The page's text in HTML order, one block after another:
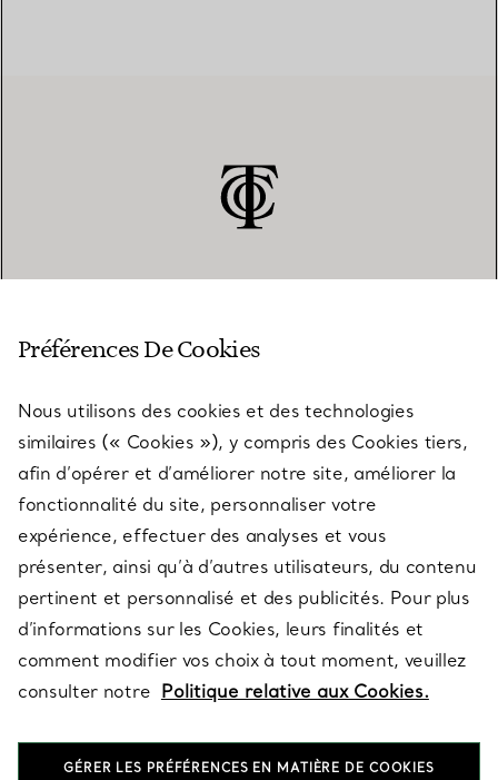
SERVICES
À PROPOS
QUESTIONS LÉGALES
SUIVEZ-NOUS
Préférences De Cookies
Nous utilisons des cookies et des technologies
similaires (« Cookies »), y compris des Cookies tiers,
afin d’opérer et d’améliorer notre site, améliorer la
fonctionnalité du site, personnaliser votre
expérience, effectuer des analyses et vous
présenter, ainsi qu’à d’autres utilisateurs, du contenu
pertinent et personnalisé et des publicités. Pour plus
d’informations sur les Cookies, leurs finalités et
comment modifier vos choix à tout moment, veuillez
consulter notre Politique relative aux Cookies.
GÉRER LES PRÉFÉRENCES EN MATIÈRE DE COOKIES